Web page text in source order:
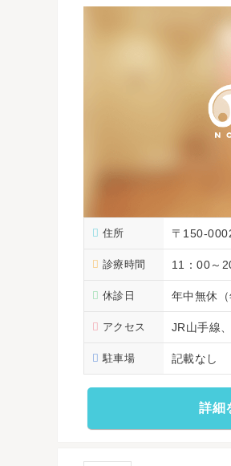
住所 〒150-
診療時間 11：00～
休診日 年中無休（
アクセス JR山手線
駐車場 記載なし
詳細